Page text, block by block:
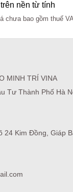
nền từ tính
chưa bao gồm thuế
MINH TRÍ VINA
Tư Thành Phố Hà
24 Kim Đồng, Giáp